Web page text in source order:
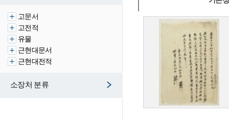
고문서
고전적
유물
근현대문서
근현대전적
소장처 분류